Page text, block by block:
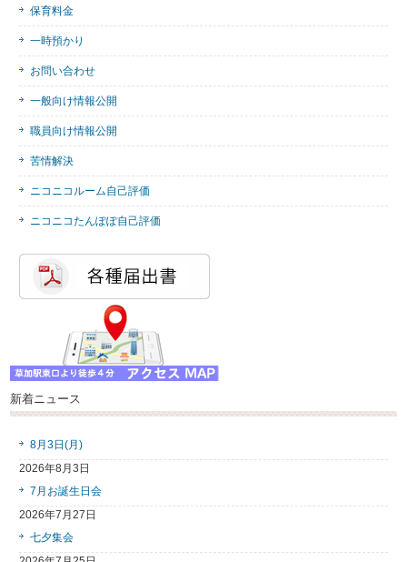
保育料金
一時預かり
お問い合わせ
一般向け情報公開
職員向け情報公開
苦情解決
ニコニコルーム自己評価
ニコニコたんぽぽ自己評価
新着ニュース
8月3日(月)
2026年8月3日
7月お誕生日会
2026年7月27日
七夕集会